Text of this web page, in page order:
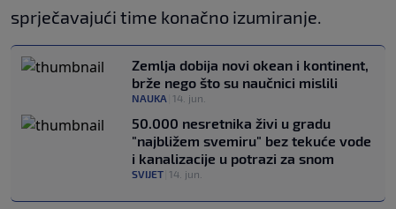
sprječavajući time konačno izumiranje.
Zemlja dobija novi okean i kontinent,
brže nego što su naučnici mislili
NAUKA 14. jun.
50.000 nesretnika živi u gradu
"najbližem svemiru" bez tekuće vode
i kanalizacije u potrazi za snom
SVIJET 14. jun.